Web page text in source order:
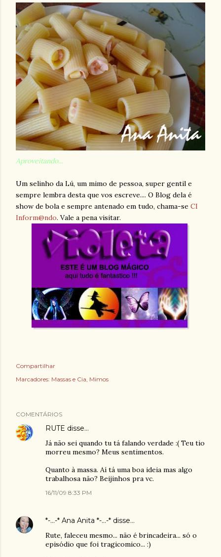
Aproveitando...
Um selinho da Lú, um mimo de pessoa, super gentil e
sempre lembra desta que vos escreve.... O Blog dela é
show de bola e sempre antenado em tudo, chama-se CI
Inform@ndo. Vale a pena visitar.
Compartilhar
Marcadores: Massas e Cia Mimos
COMENTÁRIOS
RUTE disse…
Já não sei quando tu tá falando verdade :( Teu tio
morreu mesmo? Meus sentimentos.
Quanto à massa. Aí tá uma boa ideia mas algo
trabalhosa não? Beijinhos pra vc.
16/11/09 8:33 PM
*-...-* Ana Anita *-...-* disse…
Rute, faleceu mesmo... não é brincadeira... só o
episódio que foi tragicomico... :)